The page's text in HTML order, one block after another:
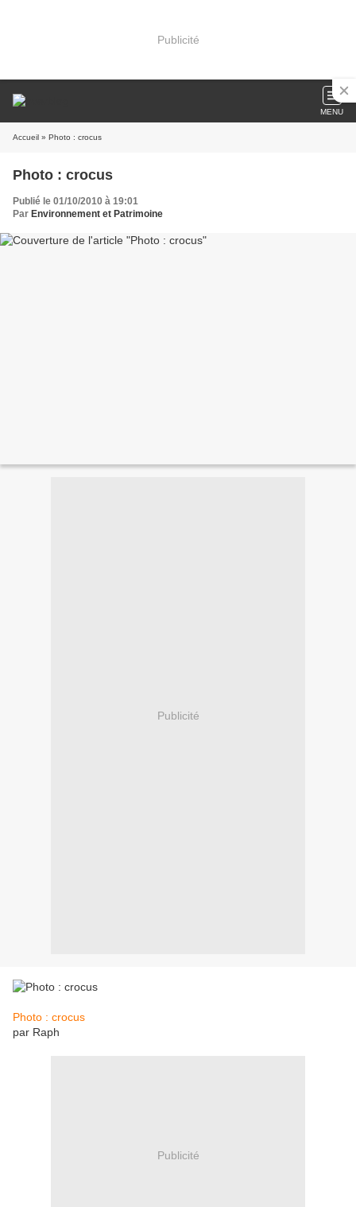
Publicité
MENU
Accueil » Photo : crocus
Photo : crocus
Publié le 01/10/2010 à 19:01
Par Environnement et Patrimoine
Publicité
Photo : crocus
par Raph
Publicité